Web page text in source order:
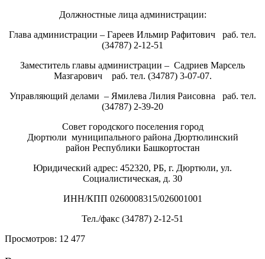
Должностные лица администрации:
Глава администрации – Гареев Ильмир Рафитович раб. тел.
(34787) 2-12-51
Заместитель главы администрации – Садриев Марсель
Мазгарович раб. тел. (34787) 3-07-07.
Управляющий делами – Ямилева Лилия Раисовна раб. тел.
(34787) 2-39-20
Совет городского поселения город
Дюртюли муниципального района Дюртюлинский
район Республики Башкортостан
Юридический адрес: 452320, РБ, г. Дюртюли, ул.
Социалистическая, д. 30
ИНН/КПП 0260008315/026001001
Тел./факс (34787) 2-12-51
Просмотров: 12 477